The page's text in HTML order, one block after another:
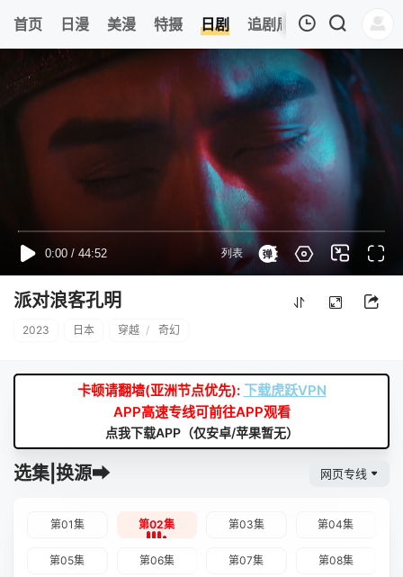
首页 日漫 美漫 特摄 日剧 追剧周表 今日更新
我的观影记录
暂无观看影片的记录
派对浪客孔明
2023 日本 穿越 / 奇幻
卡顿请翻墙(亚洲节点优先): 下载虎跃VPN
APP高速专线可前往APP观看
点我下载APP（仅安卓/苹果暂无）
选集|换源➡ 网页专线
第01集 第02集 第03集 第04集
第05集 第06集 第07集 第08集